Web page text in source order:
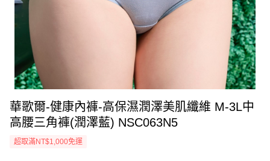
華歌爾-健康內褲-高保濕潤澤美肌纖維 M-3L中
高腰三角褲(潤澤藍) NSC063N5
超取滿NT$1,000免運